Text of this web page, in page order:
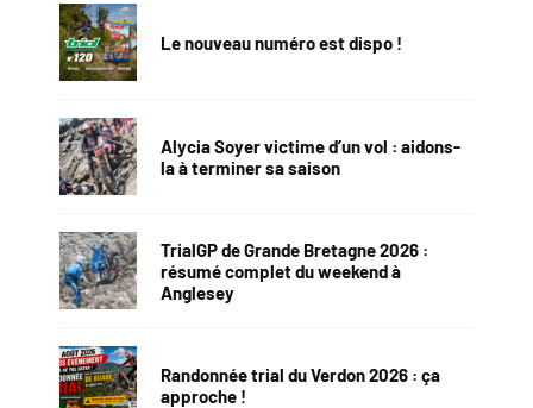
Le nouveau numéro est dispo !
Alycia Soyer victime d’un vol : aidons-
la à terminer sa saison
TrialGP de Grande Bretagne 2026 :
résumé complet du weekend à
Anglesey
Randonnée trial du Verdon 2026 : ça
approche !